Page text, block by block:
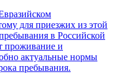
для приезжих из этой
в Российской
проживание и
актуальные нормы
пребывания.